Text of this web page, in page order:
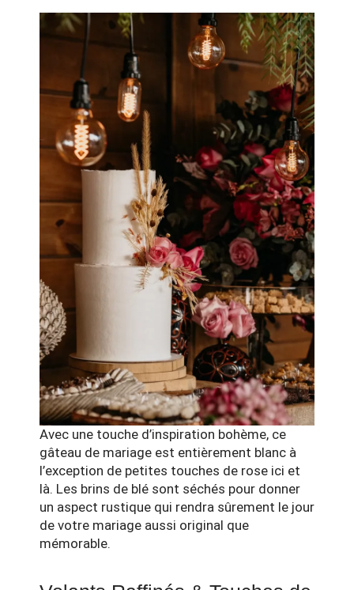
Avec une touche d’inspiration bohème, ce
gâteau de mariage est entièrement blanc à
l’exception de petites touches de rose ici et
là. Les brins de blé sont séchés pour donner
un aspect rustique qui rendra sûrement le jour
de votre mariage aussi original que
mémorable.